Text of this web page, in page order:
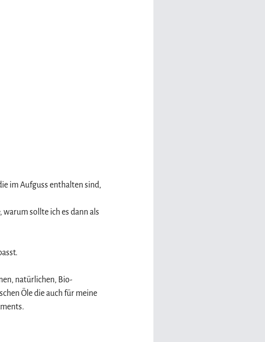
im Aufguss enthalten sind,
warum sollte ich es dann als
natürlichen, Bio-
Öle die auch für meine